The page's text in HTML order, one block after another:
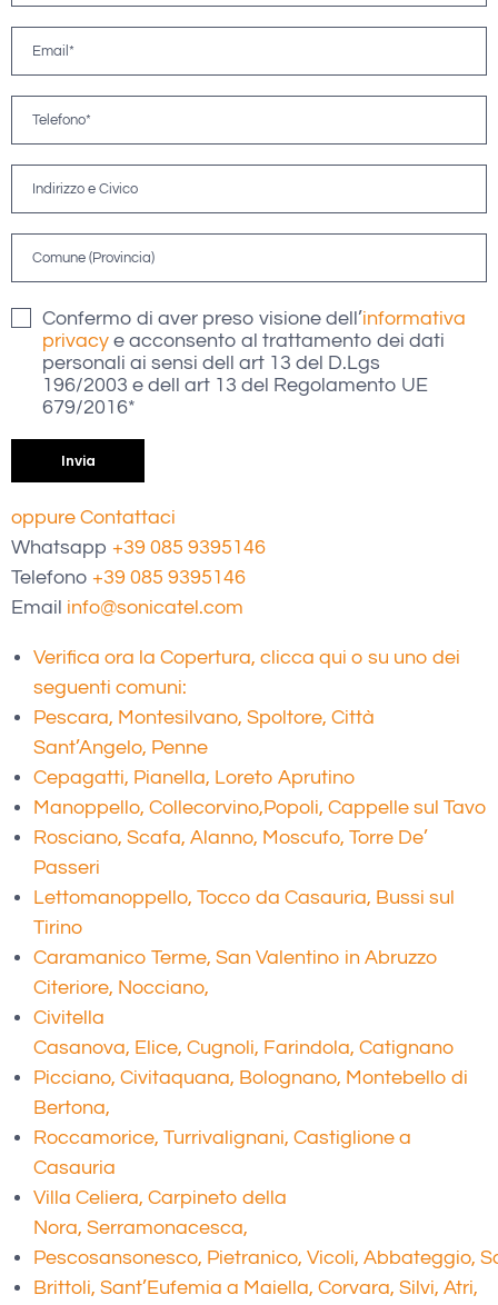
Confermo di aver preso visione dell’informativa
privacy e acconsento al trattamento dei dati
personali ai sensi dell art 13 del D.Lgs
196/2003 e dell art 13 del Regolamento UE
679/2016*
oppure Contattaci
Whatsapp +39 085 9395146
Telefono +39 085 9395146
Email info@sonicatel.com
Verifica ora la Copertura, clicca qui o su uno dei
seguenti comuni:
Pescara, Montesilvano, Spoltore, Città
Sant’Angelo, Penne
Cepagatti, Pianella, Loreto Aprutino
Manoppello, Collecorvino,Popoli, Cappelle sul Tavo
Rosciano, Scafa, Alanno, Moscufo, Torre De’
Passeri
Lettomanoppello, Tocco da Casauria, Bussi sul
Tirino
Caramanico Terme, San Valentino in Abruzzo
Citeriore, Nocciano,
Civitella
Casanova, Elice, Cugnoli, Farindola, Catignano
Picciano, Civitaquana, Bolognano, Montebello di
Bertona,
Roccamorice, Turrivalignani, Castiglione a
Casauria
Villa Celiera, Carpineto della
Nora, Serramonacesca,
Pescosansonesco, Pietranico, Vicoli, Abbateggio,
Brittoli, Sant’Eufemia a Maiella, Corvara, Silvi, Atri,